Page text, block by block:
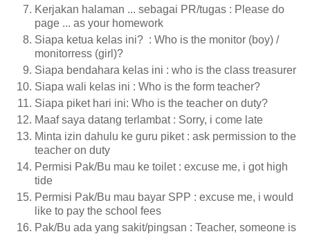
Kerjakan halaman ... sebagai PR/tugas : Please do
page ... as your homework
Siapa ketua kelas ini? : Who is the monitor (boy) /
monitorress (girl)?
Siapa bendahara kelas ini : who is the class treasurer
Siapa wali kelas ini : Who is the form teacher?
Siapa piket hari ini: Who is the teacher on duty?
Maaf saya datang terlambat : Sorry, i come late
Minta izin dahulu ke guru piket : ask permission to the
teacher on duty
Permisi Pak/Bu mau ke toilet : excuse me, i got high
tide
Permisi Pak/Bu mau bayar SPP : excuse me, i would
like to pay the school fees
Pak/Bu ada yang sakit/pingsan : Teacher, someone is